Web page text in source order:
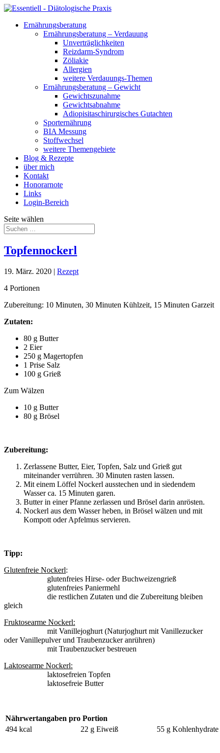
Ernährungsberatung
Ernährungsberatung – Verdauung
Unverträglichkeiten
Reizdarm-Syndrom
Zöliakie
Allergien
weitere Verdauungs-Themen
Ernährungsberatung – Gewicht
Gewichtszunahme
Gewichtsabnahme
Adiopisitaschirurgisches Gutachten
Sporternährung
BIA Messung
Stoffwechsel
weitere Themengebiete
Blog & Rezepte
über mich
Kontakt
Honorarnote
Links
Login-Bereich
Seite wählen
Topfennockerl
19. März. 2020 | Rezept
4 Portionen
Zubereitung: 10 Minuten, 30 Minuten Kühlzeit, 15 Minuten Garzeit
Zutaten:
80 g Butter
2 Eier
250 g Magertopfen
1 Prise Salz
100 g Grieß
Zum Wälzen
10 g Butter
80 g Brösel
Zubereitung:
Zerlassene Butter, Eier, Topfen, Salz und Grieß gut
miteinander verrühren. 30 Minuten rasten lassen.
Mit einem Löffel Nockerl ausstechen und in siedendem
Wasser ca. 15 Minuten garen.
Butter in einer Pfanne zerlassen und Brösel darin anrösten.
Nockerl aus dem Wasser heben, in Brösel wälzen und mit
Kompott oder Apfelmus servieren.
Tipp:
Glutenfreie Nockerl:
glutenfreies Hirse- oder Buchweizengrieß
glutenfreies Paniermehl
die restlichen Zutaten und die Zubereitung bleiben
gleich
Fruktosearme Nockerl:
mit Vanillejoghurt (Naturjoghurt mit Vanillezucker
oder Vanillepulver und Traubenzucker anrühren)
mit Traubenzucker bestreuen
Laktosearme Nockerl:
laktosefreien Topfen
laktosefreie Butter
Nährwertangaben pro Portion
494 kcal
22 g Eiweiß 55 g Kohlenhydrate